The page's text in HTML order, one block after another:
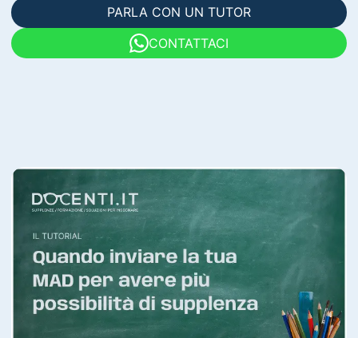
PARLA CON UN TUTOR
CONTATTACI